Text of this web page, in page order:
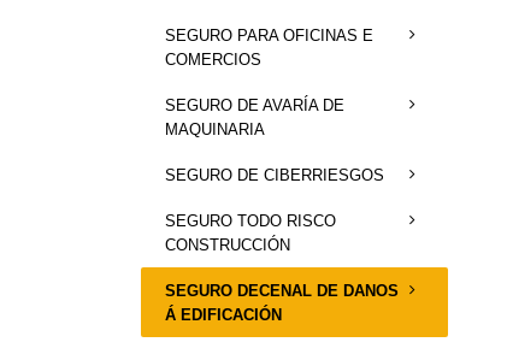
SEGURO PARA OFICINAS E
COMERCIOS
SEGURO DE AVARÍA DE
MAQUINARIA
SEGURO DE CIBERRIESGOS
SEGURO TODO RISCO
CONSTRUCCIÓN
SEGURO DECENAL DE DANOS
Á EDIFICACIÓN